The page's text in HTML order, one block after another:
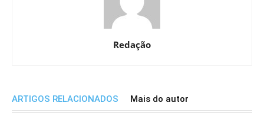
Redação
ARTIGOS RELACIONADOS Mais do autor